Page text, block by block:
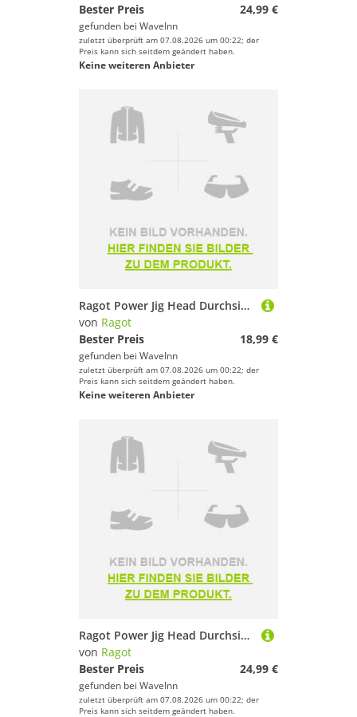
Bester Preis
24,99 €
gefunden bei WaveInn
zuletzt überprüft am 07.08.2026 um 00:22; der
Preis kann sich seitdem geändert haben.
Keine weiteren Anbieter
Ragot Power Jig Head Durchsichtig 40 g / 10/0
von Ragot
Bester Preis
18,99 €
gefunden bei WaveInn
zuletzt überprüft am 07.08.2026 um 00:22; der
Preis kann sich seitdem geändert haben.
Keine weiteren Anbieter
Ragot Power Jig Head Durchsichtig 10 g / 10/0
von Ragot
Bester Preis
24,99 €
gefunden bei WaveInn
zuletzt überprüft am 07.08.2026 um 00:22; der
Preis kann sich seitdem geändert haben.